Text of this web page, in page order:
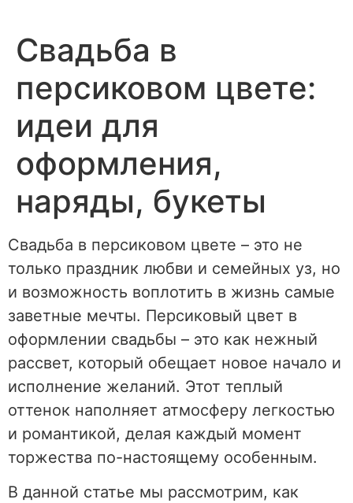
содержимому
Свадьба в
персиковом цвете:
идеи для
оформления,
наряды, букеты
Свадьба в персиковом цвете – это не
только праздник любви и семейных уз, но
и возможность воплотить в жизнь самые
заветные мечты. Персиковый цвет в
оформлении свадьбы – это как нежный
рассвет, который обещает новое начало и
исполнение желаний. Этот теплый
оттенок наполняет атмосферу легкостью
и романтикой, делая каждый момент
торжества по-настоящему особенным.
В данной статье мы рассмотрим, как